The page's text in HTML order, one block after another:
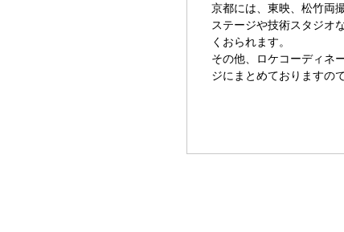
京都には、東映、松竹両
ステージや技術スタジオ
くおられます。
その他、ロケコーディネ
ジにまとめておりますの